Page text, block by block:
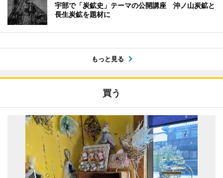
宇部で「炭鉱史」テーマの公開講座 沖ノ山炭鉱と
長生炭鉱を題材に
もっと見る
買う